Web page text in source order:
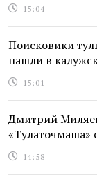
15:04
Поисковики
нашли в
15:01
Дмитрий
«Тулаточмаша»
14:58